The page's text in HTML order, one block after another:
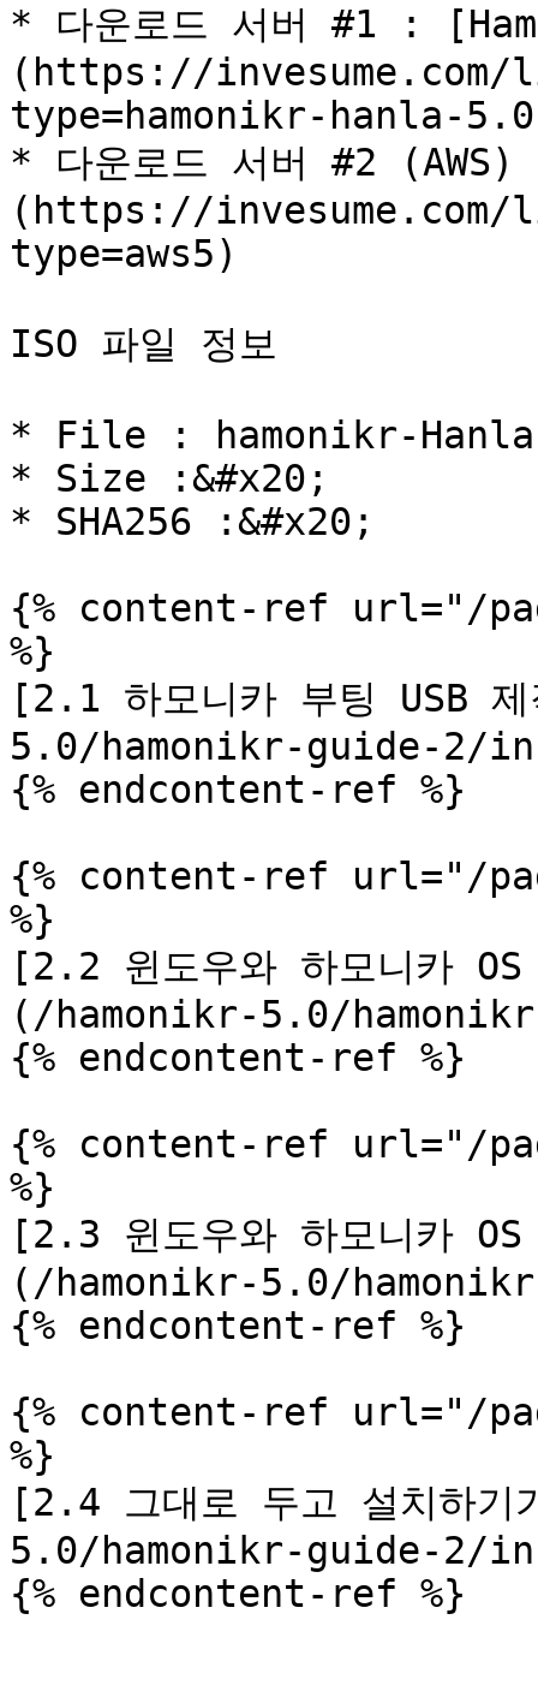
* 다운로드 서버 #1 :
(https://invesume.com/
type=hamonikr-hanla-
* 다운로드 서버 #2
(https://invesume.com/
type=aws5)
ISO 파일 정보
* File : hamonikr-
* Size :&#x20;
* SHA256 :&#x20;
{% content-ref url="/
%}
[2.1 하모니카 부팅 USB
5.0/hamonikr-guide-2/
{% endcontent-ref %}
{% content-ref url="/
%}
[2.2 윈도우와 하모니카
(/hamonikr-5.0/
{% endcontent-ref %}
{% content-ref url="/
%}
[2.3 윈도우와 하모니카
(/hamonikr-5.0/
{% endcontent-ref %}
{% content-ref url="/
%}
[2.4 그대로 두고 설치하
5.0/hamonikr-guide-2/